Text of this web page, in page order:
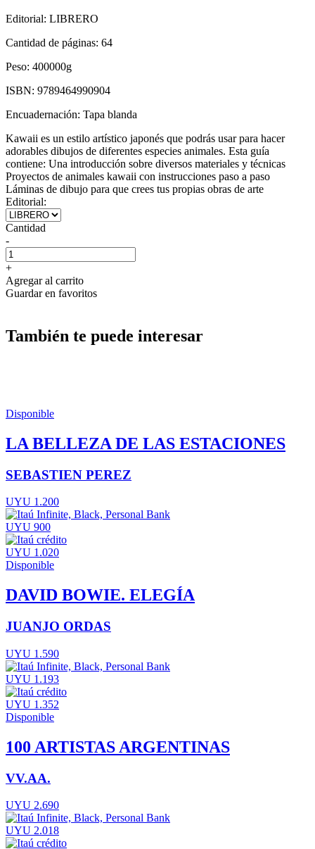
Editorial: LIBRERO
Cantidad de páginas: 64
Peso: 400000g
ISBN: 9789464990904
Encuadernación: Tapa blanda
Kawaii es un estilo artístico japonés que podrás usar para hacer
adorables dibujos de diferentes especies animales. Esta guía
contiene: Una introducción sobre diversos materiales y técnicas
Proyectos de animales kawaii con instrucciones paso a paso
Láminas de dibujo para que crees tus propias obras de arte
Editorial:
Cantidad
-
+
Agregar al carrito
Guardar en favoritos
También te puede interesar
Disponible
LA BELLEZA DE LAS ESTACIONES
SEBASTIEN PEREZ
UYU 1.200
UYU 900
UYU 1.020
Disponible
DAVID BOWIE. ELEGÍA
JUANJO ORDAS
UYU 1.590
UYU 1.193
UYU 1.352
Disponible
100 ARTISTAS ARGENTINAS
VV.AA.
UYU 2.690
UYU 2.018